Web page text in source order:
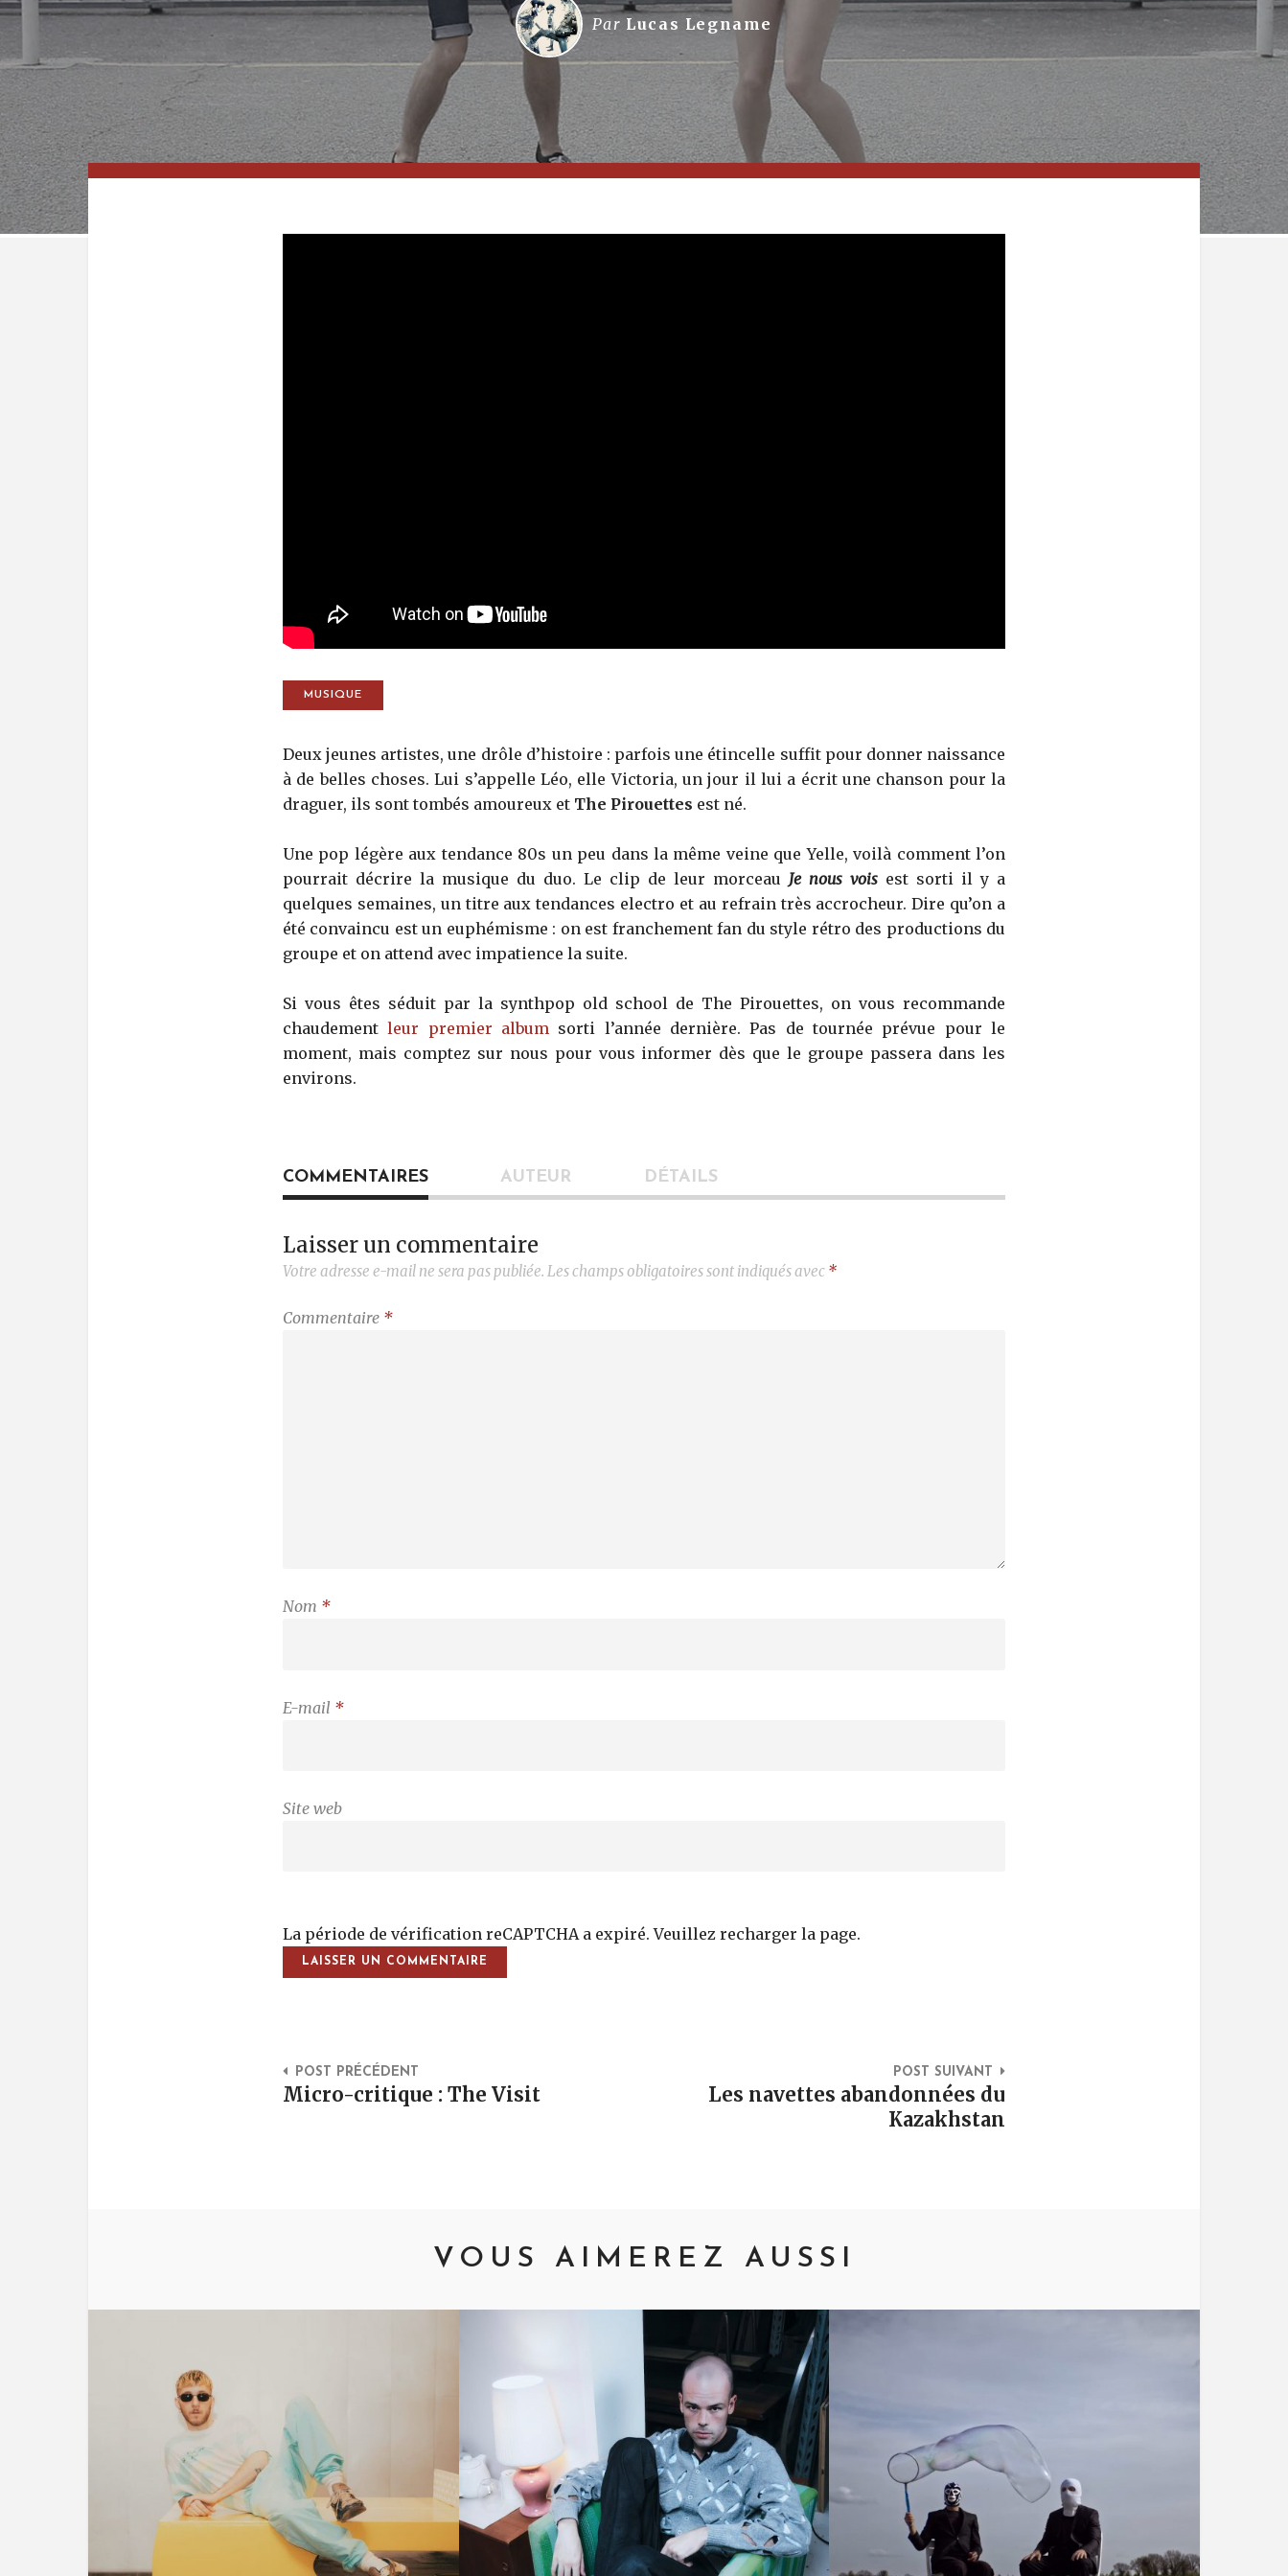
Par Lucas Legname
MUSIQUE
Deux jeunes artistes, une drôle d’histoire : parfois une étincelle suffit pour donner naissance
à de belles choses. Lui s’appelle Léo, elle Victoria, un jour il lui a écrit une chanson pour la
draguer, ils sont tombés amoureux et The Pirouettes est né.
Une pop légère aux tendance 80s un peu dans la même veine que Yelle, voilà comment l’on
pourrait décrire la musique du duo. Le clip de leur morceau Je nous vois est sorti il y a
quelques semaines, un titre aux tendances electro et au refrain très accrocheur. Dire qu’on a
été convaincu est un euphémisme : on est franchement fan du style rétro des productions du
groupe et on attend avec impatience la suite.
Si vous êtes séduit par la synthpop old school de The Pirouettes, on vous recommande
chaudementleur premier album sorti l’année dernière. Pas de tournée prévue pour le
moment, mais comptez sur nous pour vous informer dès que le groupe passera dans les
environs.
COMMENTAIRES AUTEUR DÉTAILS
Laisser un commentaire
Votre adresse e-mail ne sera pas publiée. Les champs obligatoires sont indiqués avec *
Commentaire *
Nom *
E-mail *
Site web
La période de vérification reCAPTCHA a expiré. Veuillez recharger la page.
Post Navigation
POST PRÉCÉDENT
Micro-critique : The Visit
POST SUIVANT
Les navettes abandonnées du
Kazakhstan
VOUS AIMEREZ AUSSI